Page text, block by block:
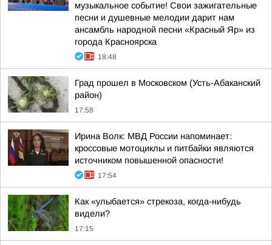
музыкальное событие! Свои зажигательные
песни и душевные мелодии дарит нам
ансамбль народной песни «Красный Яр» из
города Красноярска
18:48
Град прошел в Московском (Усть-Абаканский
район)
17:58
Ирина Волк: МВД России напоминает:
кроссовые мотоциклы и питбайки являются
источником повышенной опасности!
17:54
Как «улыбается» стрекоза, когда-нибудь
видели?
17:15